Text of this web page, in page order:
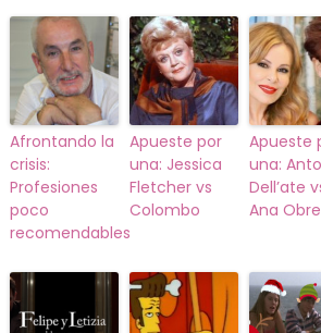
Afrontando la
crisis:
Profesiones
poco
recomendables
Apueste por
una: Jessica
Fletcher vs
Colombo
Apueste
una:
Dell’ate
Ana